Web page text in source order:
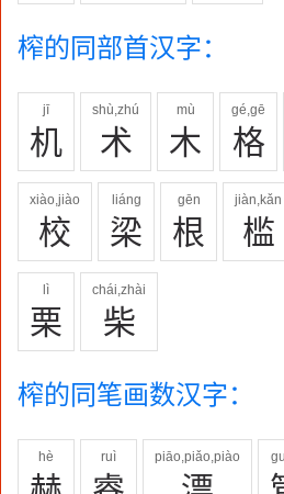
榨的同部首汉字：
jī
机
shù,zhú
术
mù
木
gé,gē
格
xiào,jiào
校
liáng
梁
gēn
根
jiàn,kǎn
槛
lì
栗
chái,zhài
柴
榨的同笔画数汉字：
hè ruì piāo,piǎo,piào